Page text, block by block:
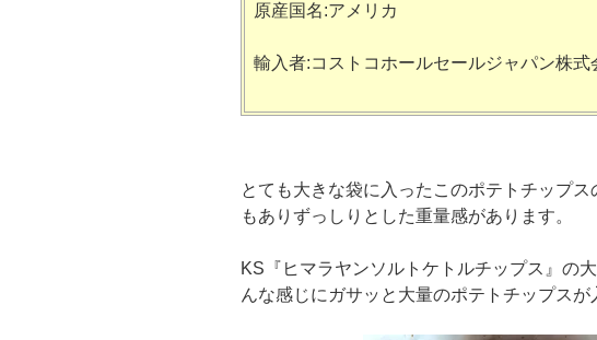
原産国名:アメリカ
輸入者:コストコホールセールジャパン株式
とても大きな袋に入ったこのポテトチップ
もありずっしりとした重量感があります。
KS『ヒマラヤンソルトケトルチップス』の
んな感じにガサッと大量のポテトチップスが